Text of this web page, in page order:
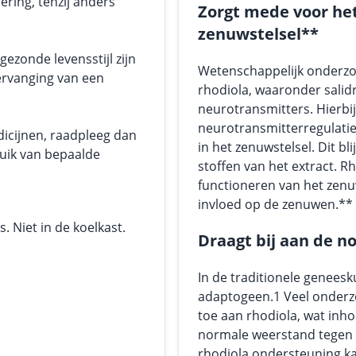
levensstijl zijn
van een
raadpleeg dan
van bepaalde
Niet in de koelkast.
Zorgt mede voor
zenuwstelsel**
Wetenschappelijk
rhodiola, waaronder
neurotransmitters.
in het zenuwstelsel. Dit
stoffen van het extract.
functioneren van het
invloed op de zenuwen.**
Draagt bij aan de
In de traditionele
adaptogeen.1 Veel
toe aan rhodiola, wat
normale weerstand